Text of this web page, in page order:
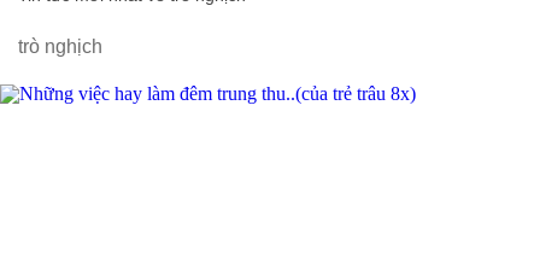
trò nghịch